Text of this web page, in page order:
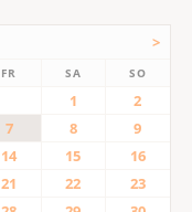
>
FR SA SO
1
2
7 8
9
14 15
16
21 22
23